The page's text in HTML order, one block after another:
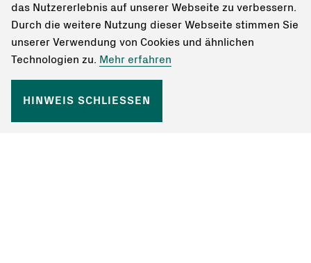
Einzahlungsschein bestellen
Bleiben Sie informiert
das Nutzererlebnis auf unserer Webseite zu verbessern.
Durch die weitere Nutzung dieser Webseite stimmen Sie
unserer Verwendung von Cookies und ähnlichen
Technologien zu. Mehr erfahren
HINWEIS SCHLIESSEN